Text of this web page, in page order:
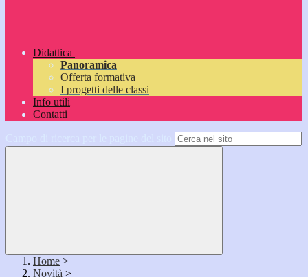
Didattica
Panoramica
Offerta formativa
I progetti delle classi
Info utili
Contatti
Home >
Novità >